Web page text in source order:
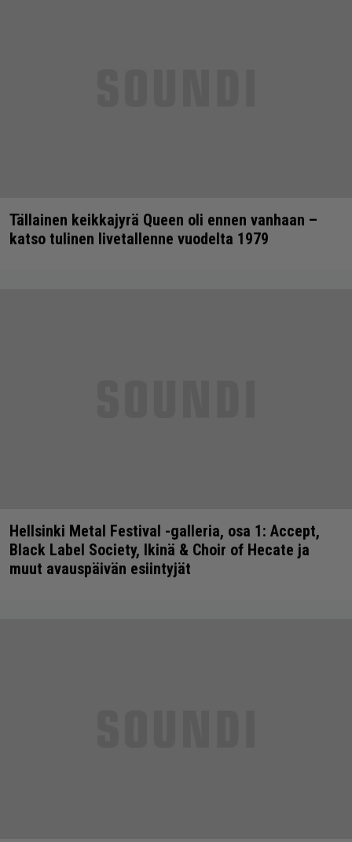
Tällainen keikkajyrä Queen oli ennen vanhaan –
katso tulinen livetallenne vuodelta 1979
Hellsinki Metal Festival -galleria, osa 1: Accept,
Black Label Society, Ikinä & Choir of Hecate ja
muut avauspäivän esiintyjät